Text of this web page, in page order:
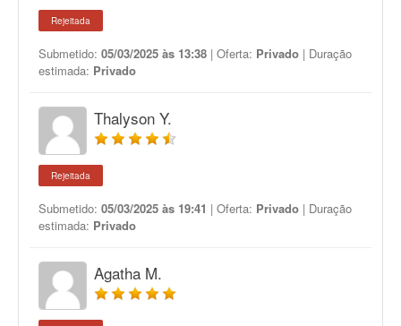
Rejeitada
Submetido: 05/03/2025 às 13:38 | Oferta: Privado | Duração
estimada: Privado
Thalyson Y.
Rejeitada
Submetido: 05/03/2025 às 19:41 | Oferta: Privado | Duração
estimada: Privado
Agatha M.